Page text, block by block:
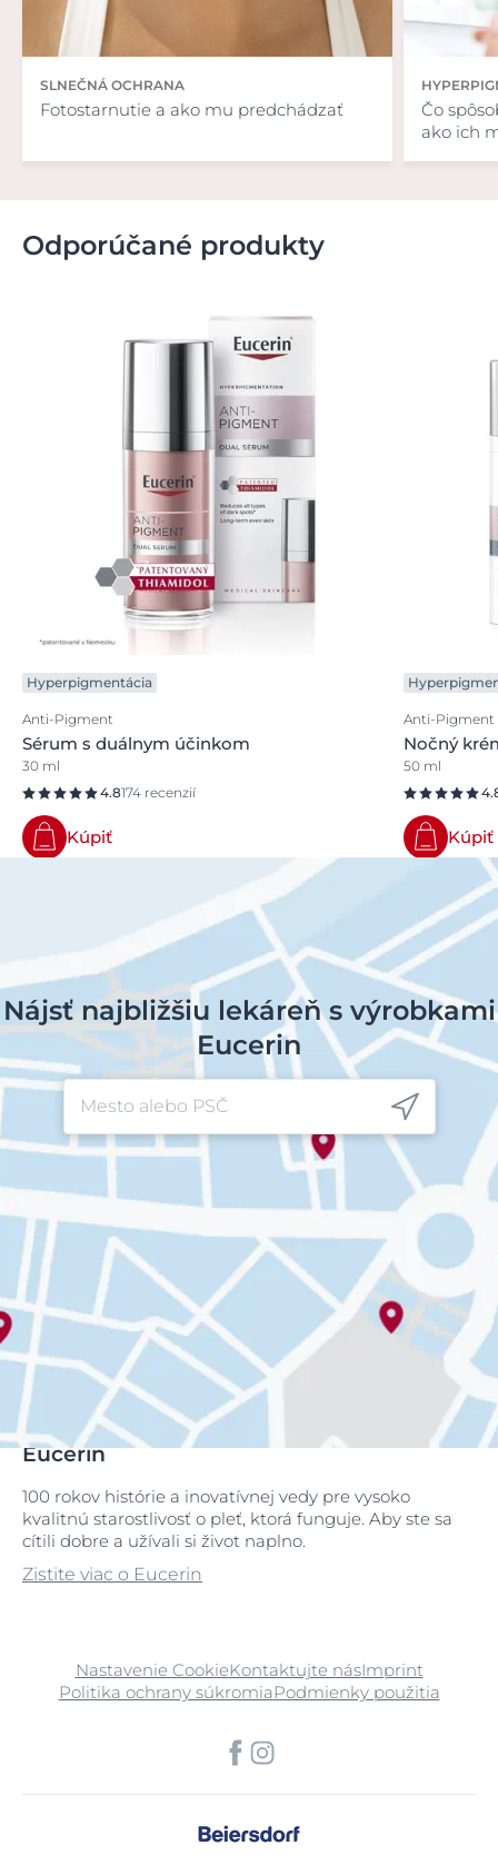
SLNEČNÁ OCHRANA
Fotostarnutie a ako mu predchádzať
Čo
ako ich
Odporúčané produkty
Hyperpigmentácia
Anti-Pigment
Sérum s duálnym účinkom
30 ml
4.8174 recenzií
Kúpiť
Anti-Pigment
Nočný
50 ml
Kúpiť
Nájsť najbližšiu lekáreň s výrobkami
Eucerin
Eucerin
100 rokov histórie a inovatívnej vedy pre vysoko
kvalitnú starostlivosť o pleť, ktorá funguje. Aby ste sa
cítili dobre a užívali si život naplno.
Zistite viac o Eucerin
Nastavenie CookieKontaktujte násImprint
Politika ochrany súkromiaPodmienky použitia